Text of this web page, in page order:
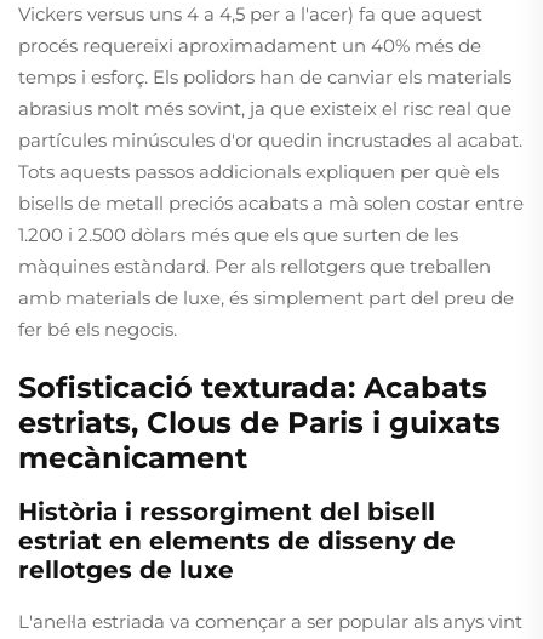
Vickers versus uns 4 a 4,5 per a l'acer) fa que aquest
procés requereixi aproximadament un 40% més de
temps i esforç. Els polidors han de canviar els materials
abrasius molt més sovint, ja que existeix el risc real que
partícules minúscules d'or quedin incrustades al acabat.
Tots aquests passos addicionals expliquen per què els
bisells de metall preciós acabats a mà solen costar entre
1.200 i 2.500 dòlars més que els que surten de les
màquines estàndard. Per als rellotgers que treballen
amb materials de luxe, és simplement part del preu de
fer bé els negocis.
Soﬁsticació texturada: Acabats
estriats, Clous de Paris i guixats
mecànicament
Història i ressorgiment del bisell
estriat en elements de disseny de
rellotges de luxe
L'anel·la estriada va començar a ser popular als anys vint